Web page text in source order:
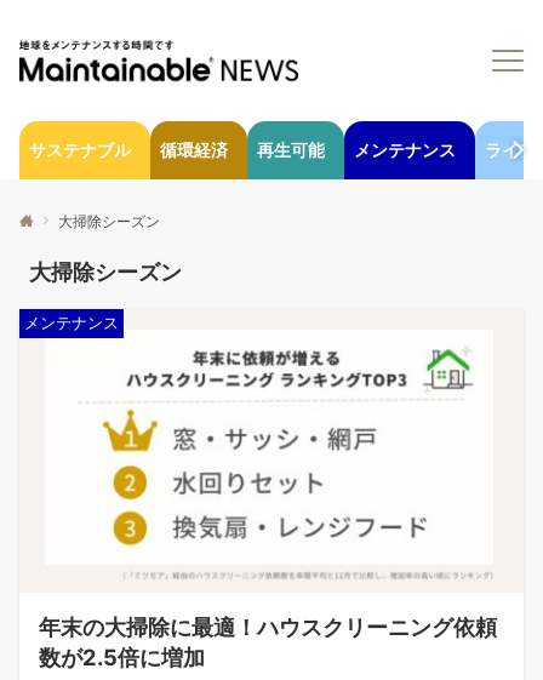
サステナブル 循環経済 再生可能 メンテナンス ライフ
大掃除シーズン
大掃除シーズン
メンテナンス
年末の大掃除に最適！ハウスクリーニング依頼
数が2.5倍に増加